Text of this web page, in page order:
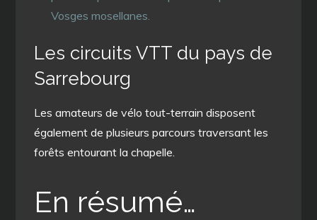
Vosges mosellanes.
Les circuits VTT du pays de
Sarrebourg
Les amateurs de vélo tout-terrain disposent
également de plusieurs parcours traversant les
forêts entourant la chapelle.
En résumé…